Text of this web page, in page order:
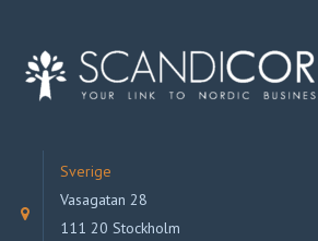
Sverige
Vasagatan 28
111 20 Stockholm